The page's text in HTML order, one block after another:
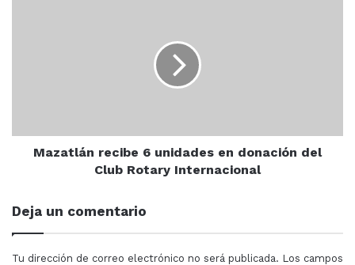
reforzó los recorridos preventivos y de concientización
hacia las personas a fin de evitar posibles situaciones
que pusieran en riesgo la vida de los visitantes.
Rotary
Internacional
Mazatlán recibe 6 unidades en donación del
Club Rotary Internacional
Deja un comentario
Tu dirección de correo electrónico no será publicada. Los campos